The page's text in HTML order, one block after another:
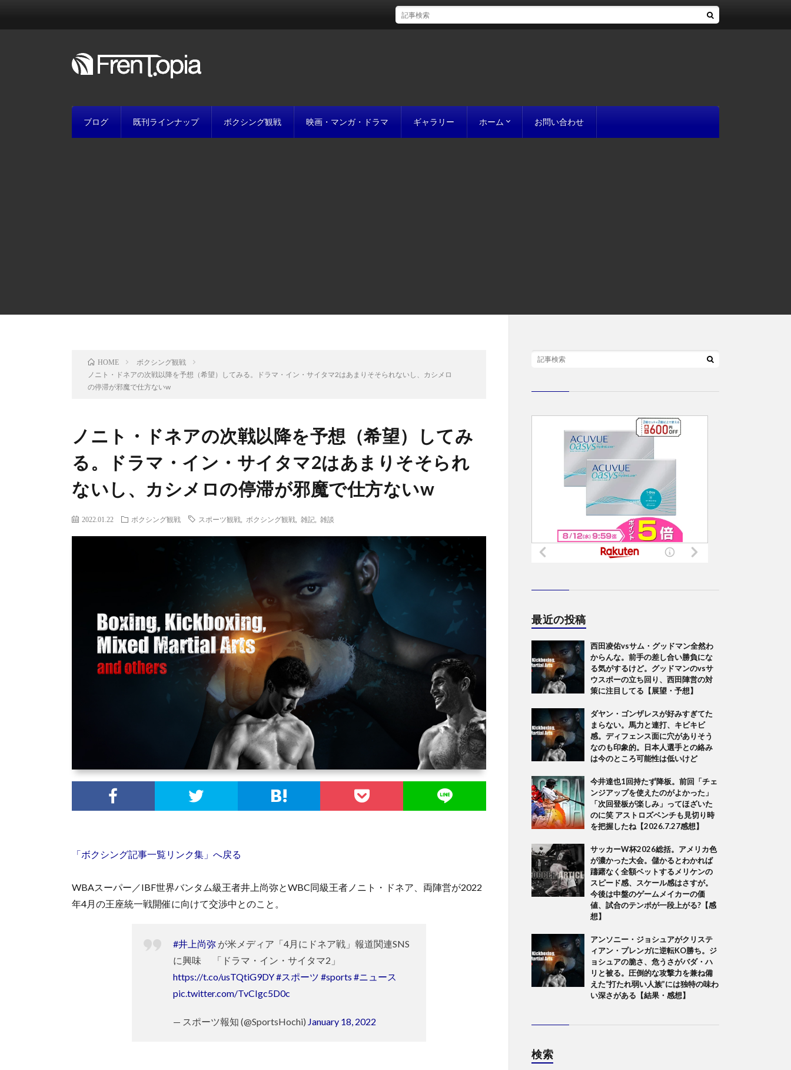
ブログ 既刊ラインナップ ボクシング観戦 映画・マンガ・ドラマ ギャラリー ホーム お問い合わせ
HOME
ボクシング観戦
ノニト・ドネアの次戦以降を予想（希望）してみる。ドラマ・イン・サイタマ2はあまりそそられないし、カシメロ
の停滞が邪魔で仕方ないw
ノニト・ドネアの次戦以降を予想（希望）してみ
る。ドラマ・イン・サイタマ2はあまりそそられ
ないし、カシメロの停滞が邪魔で仕方ないw
2022.01.22 ボクシング観戦 スポーツ観戦 ボクシング観戦 雑記 雑談
「ボクシング記事一覧リンク集」へ戻る
WBAスーパー／IBF世界バンタム級王者井上尚弥とWBC同級王者ノニト・ドネア、両陣営が2022
年4月の王座統一戦開催に向けて交渉中とのこと。
#井上尚弥 が米メディア「4月にドネア戦」報道関連SNS
に興味 「ドラマ・イン・サイタマ2」
https://t.co/usTQtiG9DY#スポーツ #sports #ニュース
pic.twitter.com/TvCIgc5D0c
— スポーツ報知 (@SportsHochi) January 18, 2022
最近の投稿
西田凌佑vsサム・グッドマン全然わ
からんな。前手の差し合い勝負にな
る気がするけど。グッドマンのvsサ
ウスポーの立ち回り、西田陣営の対
策に注目してる【展望・予想】
ダヤン・ゴンザレスが好みすぎてた
まらない。馬力と連打、キビキビ
感。ディフェンス面に穴がありそう
なのも印象的。日本人選手との絡み
は今のところ可能性は低いけど
今井達也1回持たず降板。前回「チェ
ンジアップを使えたのがよかった」
「次回登板が楽しみ」ってほざいた
のに笑 アストロズベンチも見切り時
を把握したね【2026.7.27感想】
サッカーW杯2026総括。アメリカ色
が濃かった大会。儲かるとわかれば
躊躇なく全額ベットするメリケンの
スピード感、スケール感はさすが。
今後は中盤のゲームメイカーの価
値、試合のテンポが一段上がる?【感
想】
アンソニー・ジョシュアがクリステ
ィアン・プレンガに逆転KO勝ち。ジ
ョシュアの脆さ、危うさがバダ・ハ
リと被る。圧倒的な攻撃力を兼ね備
えた“打たれ弱い人族”には独特の味わ
い深さがある【結果・感想】
検索